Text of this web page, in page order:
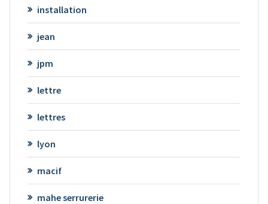
installation
jean
jpm
lettre
lettres
lyon
macif
mahe serrurerie